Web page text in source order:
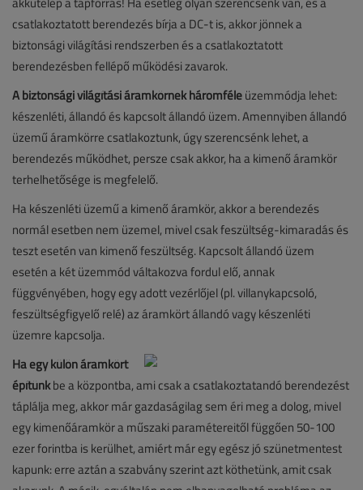
csatlakoztatott berendezés bírja a DC-t is, akkor jönnek a
biztonsági világítási rendszerben és a csatlakoztatott
berendezésben fellépő működési zavarok.
A biztonsági világítási áramkörnek háromféleüzemmódja lehet:
készenléti, állandó és kapcsolt állandó üzem. Amennyiben állandó
üzemű áramkörre csatlakoztunk, úgy szerencsénk lehet, a
berendezés működhet, persze csak akkor, ha a kimenő áramkör
terhelhetősége is megfelelő.
Ha készenléti üzemű a kimenő áramkör, akkor a berendezés
normál esetben nem üzemel, mivel csak feszültség-kimaradás és
teszt esetén van kimenő feszültség. Kapcsolt állandó üzem
esetén a két üzemmód váltakozva fordul elő, annak
függvényében, hogy egy adott vezérlőjel (pl. villanykapcsoló,
feszültségfigyelő relé) az áramkört állandó vagy készenléti
üzemre kapcsolja.
Ha egy külön áramkört
építünkbe a központba, ami csak a csatlakoztatandó berendezést
táplálja meg, akkor már gazdaságilag sem éri meg a dolog, mivel
egy kimenőáramkör a műszaki paramétereitől függően 50-100
ezer forintba is kerülhet, amiért már egy egész jó szünetmentest
kapunk: erre aztán a szabvány szerint azt köthetünk, amit csak